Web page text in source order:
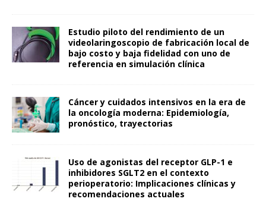
Estudio piloto del rendimiento de un
videolaringoscopio de fabricación local de
bajo costo y baja fidelidad con uno de
referencia en simulación clínica
Cáncer y cuidados intensivos en la era de
la oncología moderna: Epidemiología,
pronóstico, trayectorias
Uso de agonistas del receptor GLP-1 e
inhibidores SGLT2 en el contexto
perioperatorio: Implicaciones clínicas y
recomendaciones actuales